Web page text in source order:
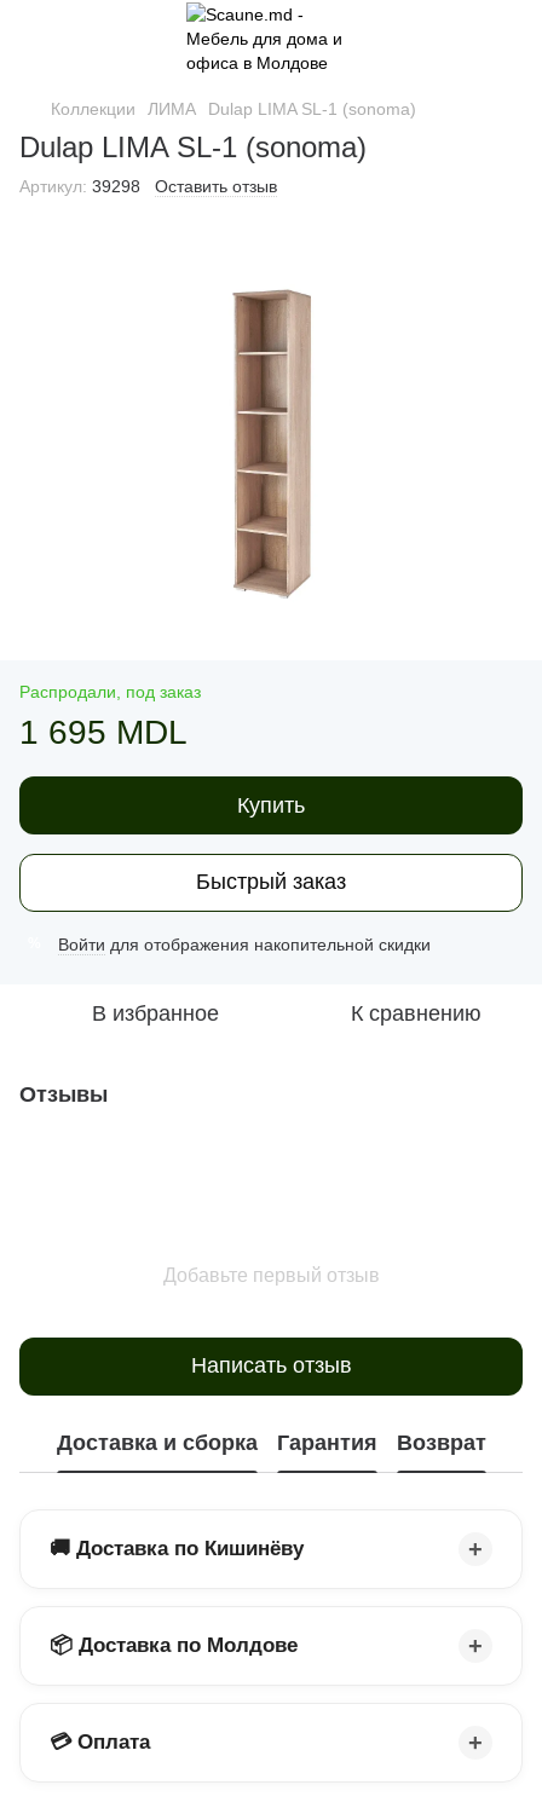
Коллекции ЛИМА Dulap LIMA SL-1 (sonoma)
Dulap LIMA SL-1 (sonoma)
Артикул: 39298 Оставить отзыв
Распродали, под заказ
1 695 MDL
Купить
Быстрый заказ
Войти для отображения накопительной скидки
В избранное К сравнению
Отзывы
Добавьте первый отзыв
Написать отзыв
Доставка и сборка Гарантия Возврат
🚚 Доставка по Кишинёву
📦 Доставка по Молдове
💳 Оплата